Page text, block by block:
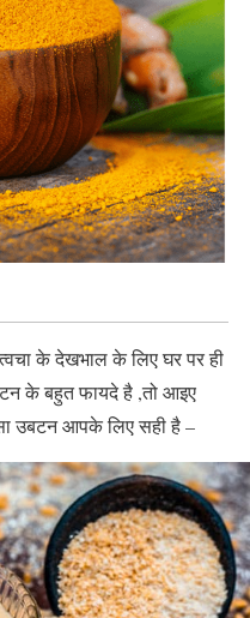
के देखभाल के लिए घर पर ही
के बहुत फायदे है ,तो आइए
उबटन आपके लिए सही है –